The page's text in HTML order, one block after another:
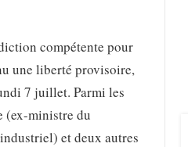
compétente pour
une liberté provisoire,
7 juillet. Parmi les
(ex-ministre du
et deux autres